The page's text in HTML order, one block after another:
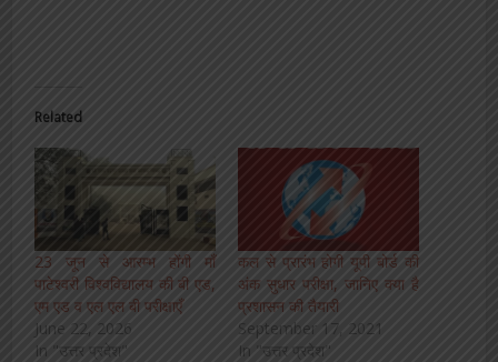
Related
23 जून से आरम्भ होंगी माँ
पाटेश्वरी विश्वविद्यालय की बी एड,
एम एड व एल एल बी परीक्षाएँ
June 22, 2026
In "उत्तर प्रदेश"
कल से प्रारंभ होगी यूपी बोर्ड की
अंक सुधार परीक्षा, जानिए क्या है
प्रशासन की तैयारी
September 17, 2021
In "उत्तर प्रदेश"